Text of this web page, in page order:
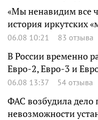
«Мы ненавидим все
история иркутских
06.08 10:21 83 отзыва
В России временно
Евро-2, Евро-3 и
06.08 13:37 54 отзыва
ФАС возбудила дело
невозможности